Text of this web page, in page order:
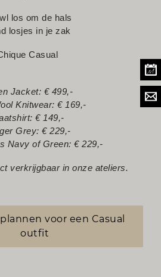
los om de hals
losjes in je zak
Casual
Jacket: € 499,-
Knitwear: € 169,-
€ 149,-
Grey: € 229,-
Navy of Green: € 229,-
verkrijgbaar in onze ateliers.
voor een Casual
outfit